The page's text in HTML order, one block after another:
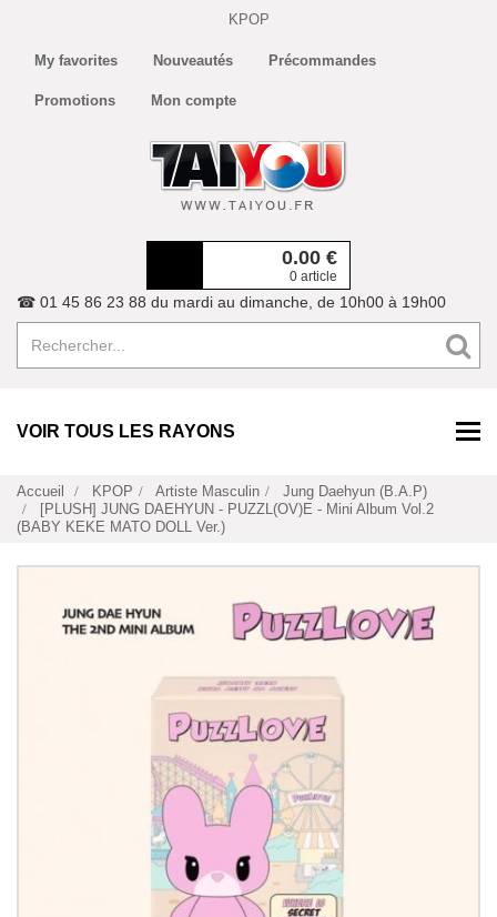
KPOP
My favorites Nouveautés Précommandes
Promotions Mon compte
0.00 €
0 article
☎ 01 45 86 23 88 du mardi au dimanche, de 10h00 à 19h00
VOIR TOUS LES RAYONS
Accueil KPOP Artiste Masculin
Jung Daehyun (B.A.P)
[PLUSH] JUNG DAEHYUN - PUZZL(OV)E - Mini Album Vol.2
(BABY KEKE MATO DOLL Ver.)